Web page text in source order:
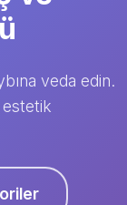
veda edin.